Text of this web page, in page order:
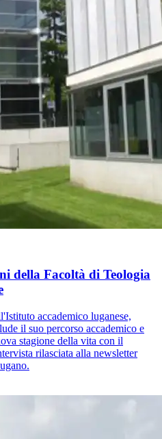
della Facoltà di Teologia
accademico luganese,
il suo percorso accademico e
stagione della vita con il
rilasciata alla newsletter